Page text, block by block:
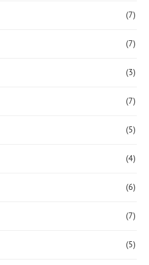
(7)
(7)
(3)
(7)
(5)
(4)
(6)
(7)
(5)